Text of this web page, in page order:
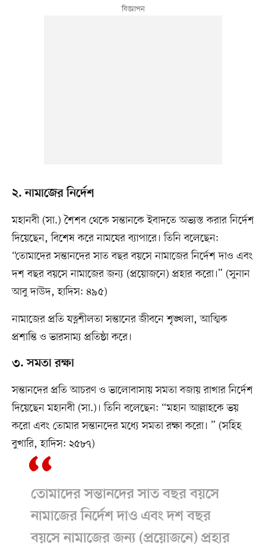
২. নামাজের নির্দেশ
মহানবী (সা.) শৈশব থেকে সন্তানকে ইবাদতে অভ্যস্ত করার নির্দেশ
দিয়েছেন, বিশেষ করে নামযের ব্যাপারে। তিনি বলেছেন:
“তোমাদের সন্তানদের সাত বছর বয়সে নামাজের নির্দেশ দাও এবং
দশ বছর বয়সে নামাজের জন্য (প্রয়োজনে) প্রহার করো।” (সুনান
আবু দাউদ, হাদিস: ৪৯৫)
নামাজের প্রতি যত্নশীলতা সন্তানের জীবনে শৃঙ্খলা, আত্মিক
প্রশান্তি ও ভারসাম্য প্রতিষ্ঠা করে।
৩. সমতা রক্ষা
সন্তানদের প্রতি আচরণ ও ভালোবাসায় সমতা বজায় রাখার নির্দেশ
দিয়েছেন মহানবী (সা.)। তিনি বলেছেন: “মহান আল্লাহকে ভয়
করো এবং তোমার সন্তানদের মধ্যে সমতা রক্ষা করো। ” (সহিহ
বুখারি, হাদিস: ২৫৮৭)
তোমাদের সন্তানদের সাত বছর বয়সে
নামাজের নির্দেশ দাও এবং দশ বছর
বয়সে নামাজের জন্য (প্রয়োজনে) প্রহার